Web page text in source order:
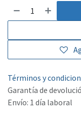
Términos y
Garantía de
Envío: 1 día laboral